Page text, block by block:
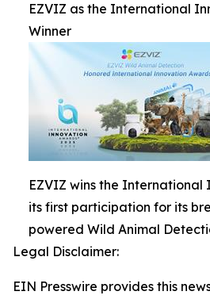
EZVIZ as the International
Winner
EZVIZ wins the
its first participation for its
powered Wild Animal
Legal Disclaimer:
EIN Presswire provides this